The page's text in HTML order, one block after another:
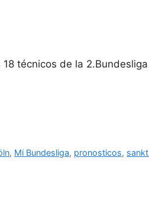
técnicos de la
, Mi Bundesliga, pronosticos,